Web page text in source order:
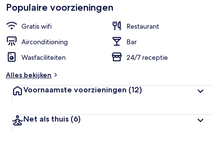
Populaire voorzieningen
Gratis wifi
Restaurant
Airconditioning
Bar
Wasfaciliteiten
24/7 receptie
Alles bekijken
Voornaamste voorzieningen (12)
Net als thuis (6)